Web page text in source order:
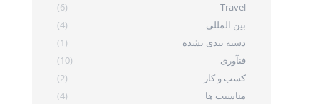
Travel
(6)
بین المللی
(4)
دسته بندی نشده
(1)
فنآوری
(10)
کسب و کار
(2)
مناسبت ها
(4)